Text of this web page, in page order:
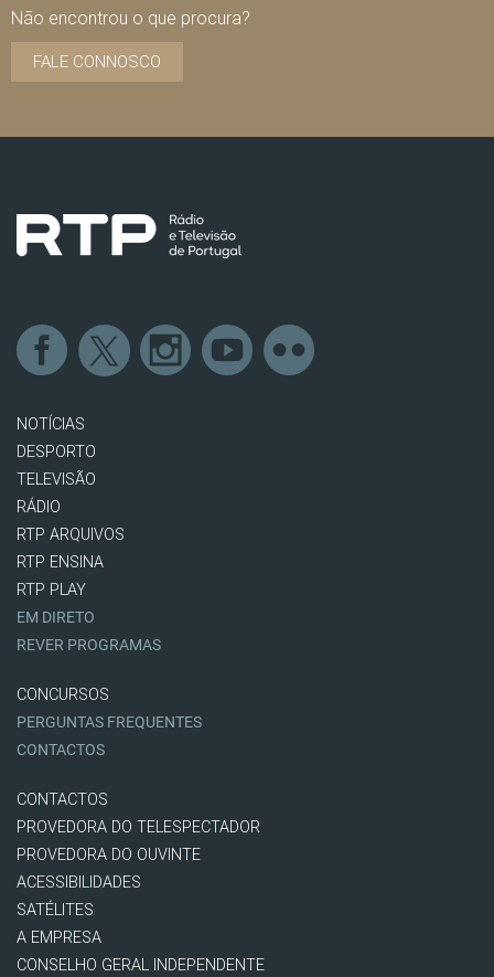
Não encontrou o que procura?
FALE CONNOSCO
NOTÍCIAS
DESPORTO
TELEVISÃO
RÁDIO
RTP ARQUIVOS
RTP ENSINA
RTP PLAY
EM DIRETO
REVER PROGRAMAS
CONCURSOS
PERGUNTAS FREQUENTES
CONTACTOS
CONTACTOS
PROVEDORA DO TELESPECTADOR
PROVEDORA DO OUVINTE
ACESSIBILIDADES
SATÉLITES
A EMPRESA
CONSELHO GERAL INDEPENDENTE